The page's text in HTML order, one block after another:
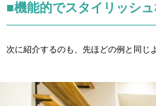
■機能的でスタイリッシ
次に紹介するのも、先ほどの例と同じ